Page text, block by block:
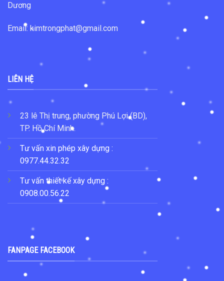
Dương
Email: kimtrongphat@gmail.com
LIÊN HỆ
23 lê Thị trung, phường Phú Lợi (BD),
TP. Hồ Chí Minh.
Tư vấn xin phép xây dựng :
0977.44.32.32
Tư vấn thiết kế xây dựng :
0908.00.56.22
FANPAGE FACEBOOK